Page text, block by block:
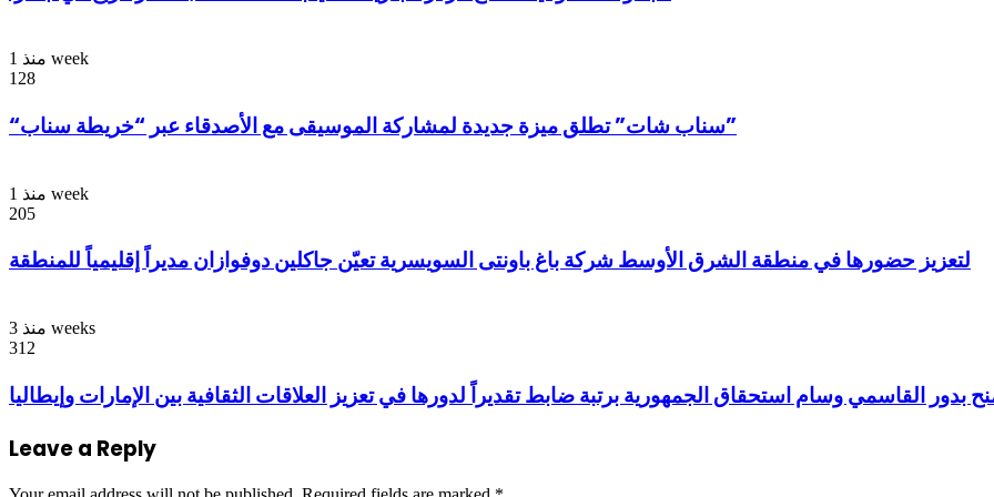
منذ 1 week
128
“سناب شات” تطلق ميزة جديدة لمشاركة الموسيقى مع الأصدقاء عبر “خريطة سناب”
منذ 1 week
205
لتعزيز حضورها في منطقة الشرق الأوسط شركة باغ باونتى السويسرية تعيّن جاكلين دوفوازان مديراً إقليمياً للمنطقة
منذ 3 weeks
312
بدور القاسمي وسام استحقاق الجمهورية برتبة ضابط تقديراً لدورها في تعزيز العلاقات الثقافية بين الإمارات وإيطاليا
Leave a Reply